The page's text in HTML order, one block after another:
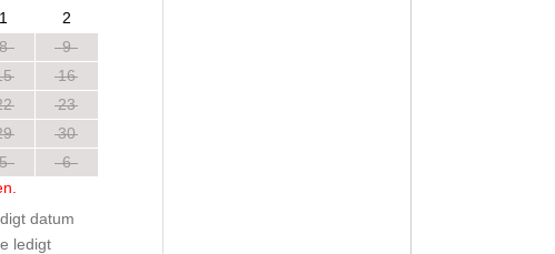
1
2
9
16
23
30
6
datum
ledigt